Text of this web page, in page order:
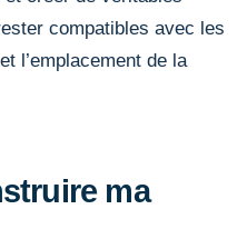
compatibles avec les
l’emplacement de la
ma